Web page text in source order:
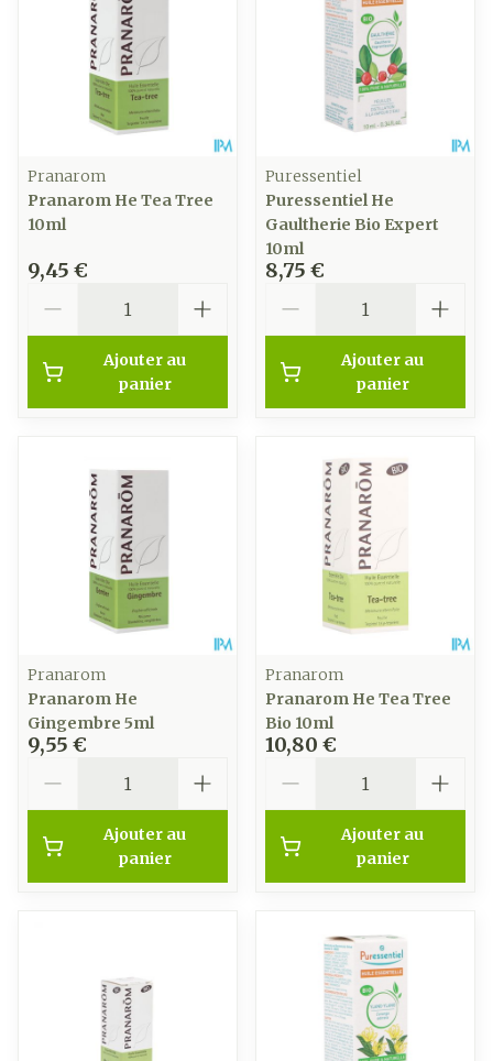
Pranarom
Pranarom He Tea Tree
10ml
9,45 €
Ajouter au
panier
Puressentiel
Puressentiel He
Gaultherie Bio Expert
10ml
8,75 €
Ajouter au
panier
Pranarom
Pranarom He
Gingembre 5ml
9,55 €
Ajouter au
panier
Pranarom
Pranarom He Tea Tree
Bio 10ml
10,80 €
Ajouter au
panier